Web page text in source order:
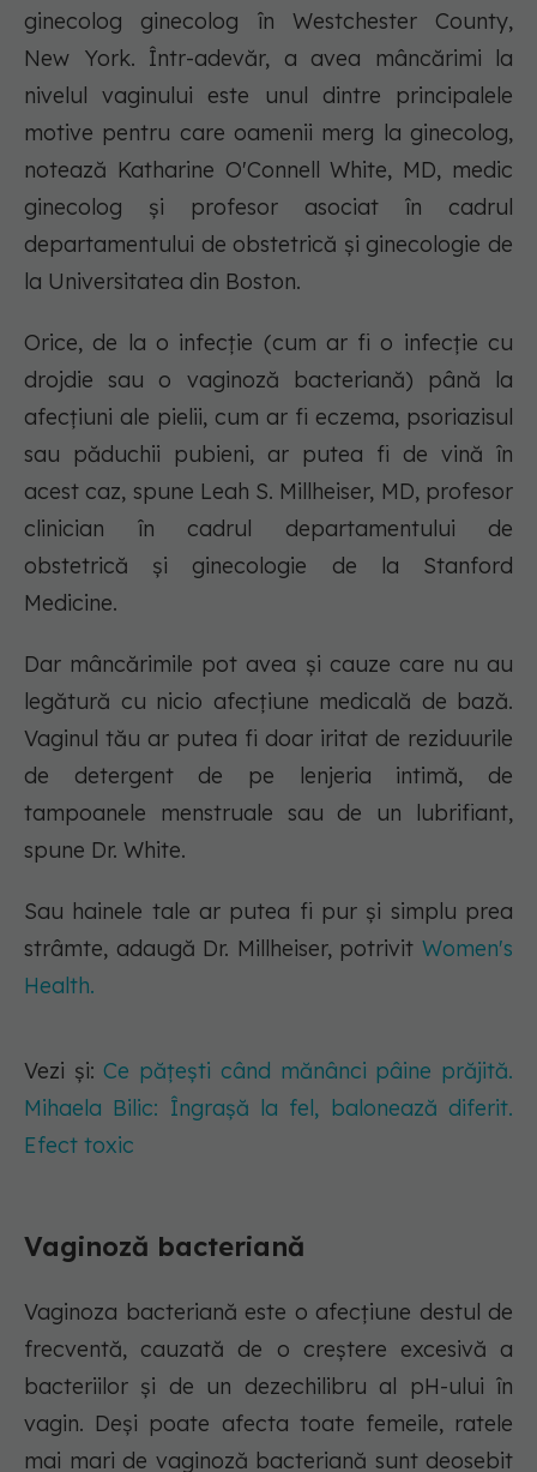
ginecolog ginecolog în Westchester County,
New York. Într-adevăr, a avea mâncărimi la
nivelul vaginului este unul dintre principalele
motive pentru care oamenii merg la ginecolog,
notează Katharine O'Connell White, MD, medic
ginecolog și profesor asociat în cadrul
departamentului de obstetrică și ginecologie de
la Universitatea din Boston.
Orice, de la o infecție (cum ar fi o infecție cu
drojdie sau o vaginoză bacteriană) până la
afecțiuni ale pielii, cum ar fi eczema, psoriazisul
sau păduchii pubieni, ar putea fi de vină în
acest caz, spune Leah S. Millheiser, MD, profesor
clinician în cadrul departamentului de
obstetrică și ginecologie de la Stanford
Medicine.
Dar mâncărimile pot avea și cauze care nu au
legătură cu nicio afecțiune medicală de bază.
Vaginul tău ar putea fi doar iritat de reziduurile
de detergent de pe lenjeria intimă, de
tampoanele menstruale sau de un lubrifiant,
spune Dr. White.
Sau hainele tale ar putea fi pur și simplu prea
strâmte, adaugă Dr. Millheiser, potrivit Women's
Health.
Vezi și:Ce pățești când mănânci pâine prăjită.
Mihaela Bilic: Îngrașă la fel, balonează diferit.
Efect toxic
Vaginoză bacteriană
Vaginoza bacteriană este o afecțiune destul de
frecventă, cauzată de o creștere excesivă a
bacteriilor și de un dezechilibru al pH-ului în
vagin. Deși poate afecta toate femeile, ratele
mai mari de vaginoză bacteriană sunt deosebit